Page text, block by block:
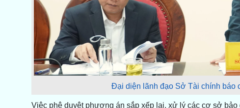
Đại diện lãnh đạo Sở Tài chính báo
Việc phê duyệt phương án sắp xếp lại, xử lý các cơ sở